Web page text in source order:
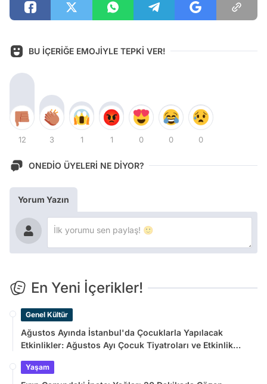
BU İÇERİĞE EMOJİYLE TEPKİ VER!
12 3 1 1 0 0 0
ONEDİO ÜYELERİ NE DİYOR?
Yorum Yazın
En Yeni İçerikler!
Genel Kültür
Ağustos Ayında İstanbul'da Çocuklarla Yapılacak
Etkinlikler: Ağustos Ayı Çocuk Tiyatroları ve Etkinlik
Yaşam